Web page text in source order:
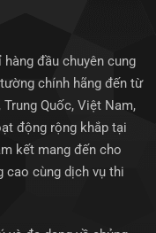
đầu chuyên cung
chính hãng đến từ
Quốc, Việt Nam,
động rộng khắp tại
kết mang đến cho
cao cùng dịch vụ thi